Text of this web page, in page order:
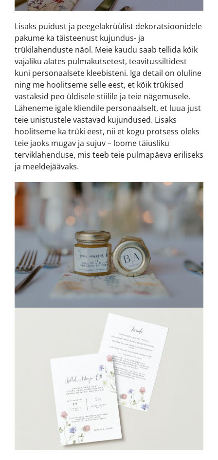
Lisaks puidust ja peegelakrüülist dekoratsioonidele
pakume ka täisteenust kujundus- ja
trükilahenduste näol. Meie kaudu saab tellida kõik
vajaliku alates pulmakutsetest, teavitussiltidest
kuni personaalsete kleebisteni. Iga detail on oluline
ning me hoolitseme selle eest, et kõik trükised
vastaksid peo üldisele stiilile ja teie nägemusele.
Läheneme igale kliendile personaalselt, et luua just
teie unistustele vastavad kujundused. Lisaks
hoolitseme ka trüki eest, nii et kogu protsess oleks
teie jaoks mugav ja sujuv – loome täiusliku
terviklahenduse, mis teeb teie pulmapäeva eriliseks
ja meeldejäävaks.